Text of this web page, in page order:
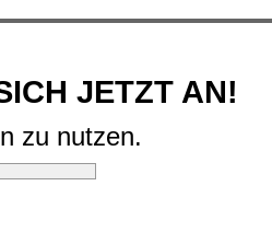
JETZT AN!
zu nutzen.